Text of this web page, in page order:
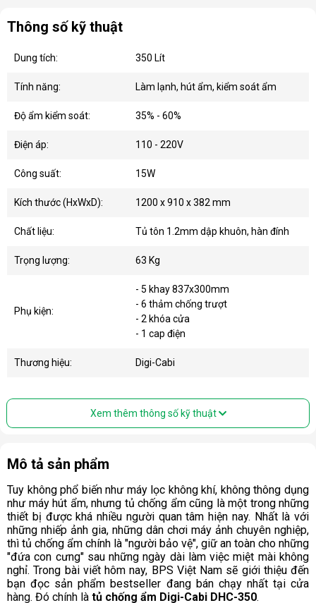
Thông số kỹ thuật
Dung tích: 350 Lít
Tính năng: Làm lạnh, hút ẩm, kiểm soát ẩm
Độ ẩm kiểm soát: 35% - 60%
Điện áp: 110 - 220V
Công suất: 15W
Kích thước (HxWxD): 1200 x 910 x 382 mm
Chất liệu: Tủ tôn 1.2mm dập khuôn, hàn đính
Trọng lượng: 63 Kg
Phụ kiện:
- 5 khay 837x300mm
- 6 thảm chống trượt
- 2 khóa cửa
- 1 cap điện
Thương hiệu: Digi-Cabi
Xem thêm thông số kỹ thuật
Mô tả sản phẩm
Tuy không phổ biến như máy lọc không khí, không thông dụng
như máy hút ẩm, nhưng tủ chống ẩm cũng là một trong những
thiết bị được khá nhiều người quan tâm hiện nay. Nhất là với
những nhiếp ảnh gia, những dân chơi máy ảnh chuyên nghiệp,
thì tủ chống ẩm chính là "người bảo vệ", giữ an toàn cho những
"đứa con cưng" sau những ngày dài làm việc miệt mài không
nghỉ. Trong bài viết hôm nay, BPS Việt Nam sẽ giới thiệu đến
bạn đọc sản phẩm bestseller đang bán chạy nhất tại cửa
hàng. Đó chính là tủ chống ẩm Digi-Cabi DHC-350.